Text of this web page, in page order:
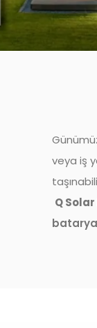
veya iş
Q